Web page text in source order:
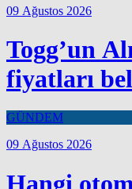
09 Ağustos 2026
Togg’un
fiyatları
GÜNDEM
09 Ağustos 2026